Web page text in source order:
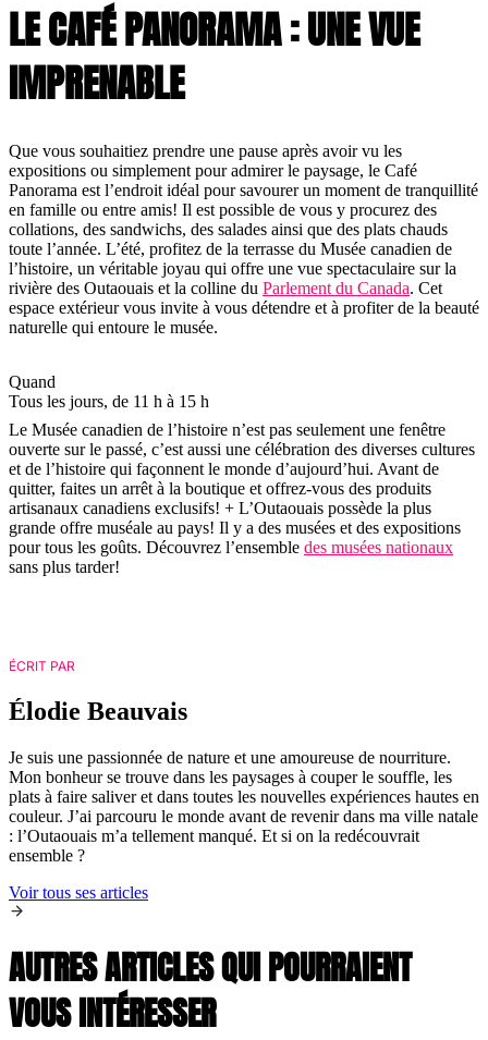
LE CAFÉ PANORAMA : UNE VUE
IMPRENABLE
Que vous souhaitiez prendre une pause après avoir vu les
expositions ou simplement pour admirer le paysage, le Café
Panorama est l’endroit idéal pour savourer un moment de tranquillité
en famille ou entre amis! Il est possible de vous y procurez des
collations, des sandwichs, des salades ainsi que des plats chauds
toute l’année. L’été, profitez de la terrasse du Musée canadien de
l’histoire, un véritable joyau qui offre une vue spectaculaire sur la
rivière des Outaouais et la colline du Parlement du Canada. Cet
espace extérieur vous invite à vous détendre et à profiter de la beauté
naturelle qui entoure le musée.
Quand
Tous les jours, de 11 h à 15 h
Le Musée canadien de l’histoire n’est pas seulement une fenêtre
ouverte sur le passé, c’est aussi une célébration des diverses cultures
et de l’histoire qui façonnent le monde d’aujourd’hui. Avant de
quitter, faites un arrêt à la boutique et offrez-vous des produits
artisanaux canadiens exclusifs! + L’Outaouais possède la plus
grande offre muséale au pays! Il y a des musées et des expositions
pour tous les goûts. Découvrez l’ensemble des musées nationaux
sans plus tarder!
ÉCRIT PAR
Élodie Beauvais
Je suis une passionnée de nature et une amoureuse de nourriture.
Mon bonheur se trouve dans les paysages à couper le souffle, les
plats à faire saliver et dans toutes les nouvelles expériences hautes en
couleur. J’ai parcouru le monde avant de revenir dans ma ville natale
: l’Outaouais m’a tellement manqué. Et si on la redécouvrait
ensemble ?
Voir tous ses articles
AUTRES ARTICLES QUI POURRAIENT
VOUS INTÉRESSER